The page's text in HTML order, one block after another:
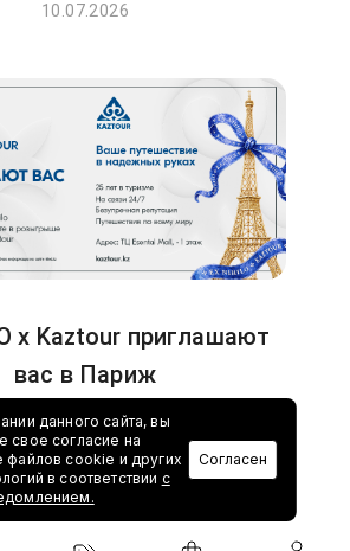
10.07.2026
x Kaztour приглашают
вас в Париж
24.06.2026
данного сайта, вы
свое согласие на
файлов cookie и других
в соответствии с
Согласен